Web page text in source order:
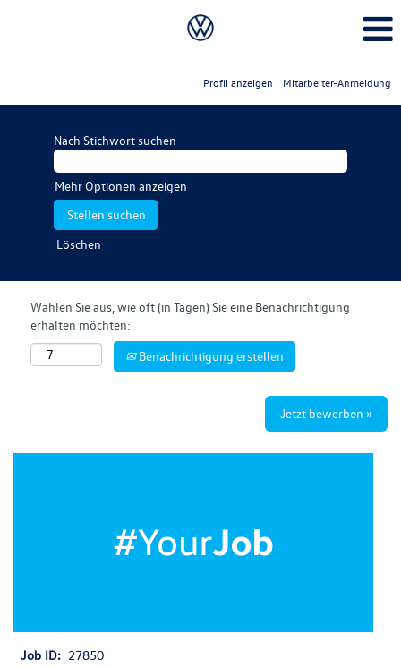
Profil anzeigen Mitarbeiter-Anmeldung
Nach Stichwort suchen
Mehr Optionen anzeigen
Löschen
Wählen Sie aus, wie oft (in Tagen) Sie eine Benachrichtigung
erhalten möchten:
Benachrichtigung erstellen
Jetzt bewerben »
Job ID: 27850